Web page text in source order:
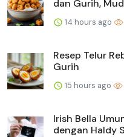
dan Gurih,
14 hours ago
Resep Telur
Gurih
15 hours ago
Irish Bella
dengan Haldy